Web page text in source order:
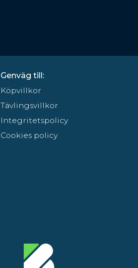
Genväg till:
Köpvillkor
Tävlingsvillkor
Integritetspolicy
Cookies policy